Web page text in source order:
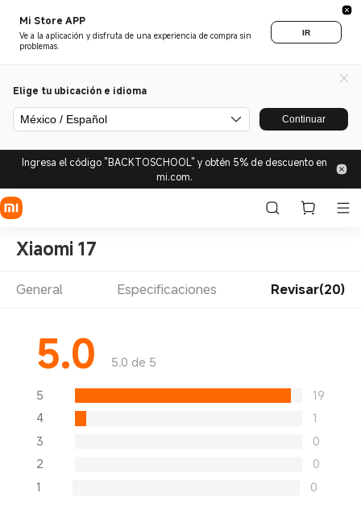
Mi Store APP
Ve a la aplicación y disfruta de una experiencia de compra sin
problemas.
IR
Elige tu ubicación e idioma
México / Español Continuar
Ingresa el código "BACKTOSCHOOL" y obtén 5% de descuento en
mi.com.
Xiaomi 17
General Especificaciones Revisar(20)
5.0 5.0 de 5
5
19
4
1
3
0
2
0
1
0